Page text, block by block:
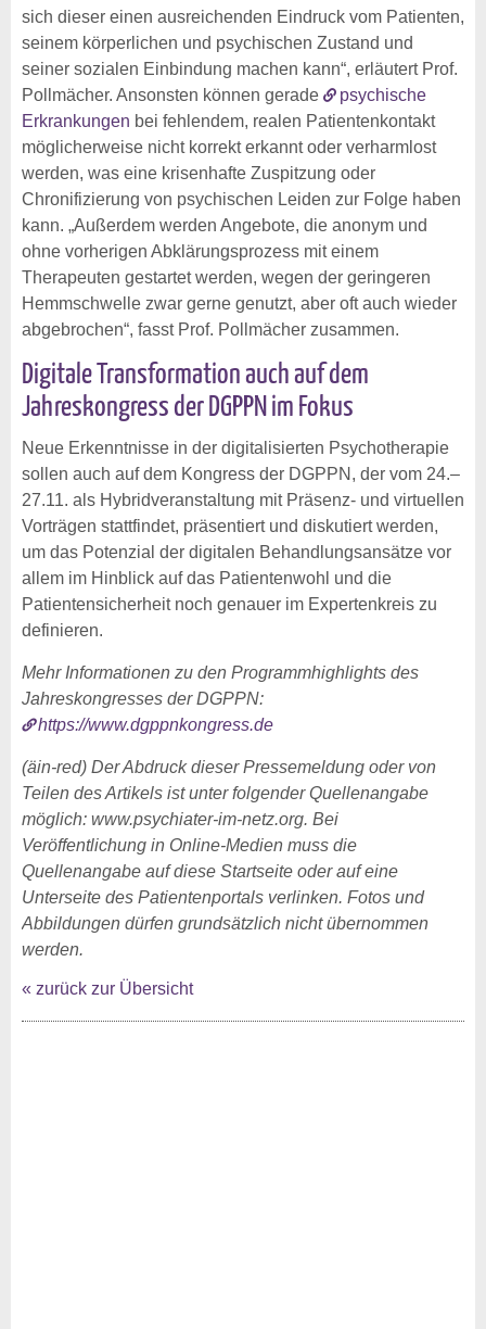
sich dieser einen ausreichenden Eindruck vom Patienten,
seinem körperlichen und psychischen Zustand und
seiner sozialen Einbindung machen kann“, erläutert Prof.
Pollmächer. Ansonsten können gerade
psychische
Erkrankungen bei fehlendem, realen Patientenkontakt
möglicherweise nicht korrekt erkannt oder verharmlost
werden, was eine krisenhafte Zuspitzung oder
Chronifizierung von psychischen Leiden zur Folge haben
kann. „Außerdem werden Angebote, die anonym und
ohne vorherigen Abklärungsprozess mit einem
Therapeuten gestartet werden, wegen der geringeren
Hemmschwelle zwar gerne genutzt, aber oft auch wieder
abgebrochen“, fasst Prof. Pollmächer zusammen.
Digitale Transformation auch auf dem
Jahreskongress der DGPPN im Fokus
Neue Erkenntnisse in der digitalisierten Psychotherapie
sollen auch auf dem Kongress der DGPPN, der vom 24.–
27.11. als Hybridveranstaltung mit Präsenz- und virtuellen
Vorträgen stattfindet, präsentiert und diskutiert werden,
um das Potenzial der digitalen Behandlungsansätze vor
allem im Hinblick auf das Patientenwohl und die
Patientensicherheit noch genauer im Expertenkreis zu
definieren.
Mehr Informationen zu den Programmhighlights des
Jahreskongresses der DGPPN:
https://www.dgppnkongress.de
(äin-red) Der Abdruck dieser Pressemeldung oder von
Teilen des Artikels ist unter folgender Quellenangabe
möglich: www.psychiater-im-netz.org. Bei
Veröffentlichung in Online-Medien muss die
Quellenangabe auf diese Startseite oder auf eine
Unterseite des Patientenportals verlinken. Fotos und
Abbildungen dürfen grundsätzlich nicht übernommen
werden.
« zurück zur Übersicht